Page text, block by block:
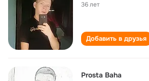
36 лет
Добавить в друзья
Prosta Baha